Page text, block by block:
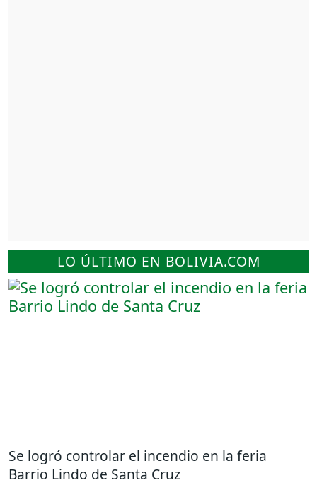
LO ÚLTIMO EN BOLIVIA.COM
Se logró controlar el incendio en la feria
Barrio Lindo de Santa Cruz